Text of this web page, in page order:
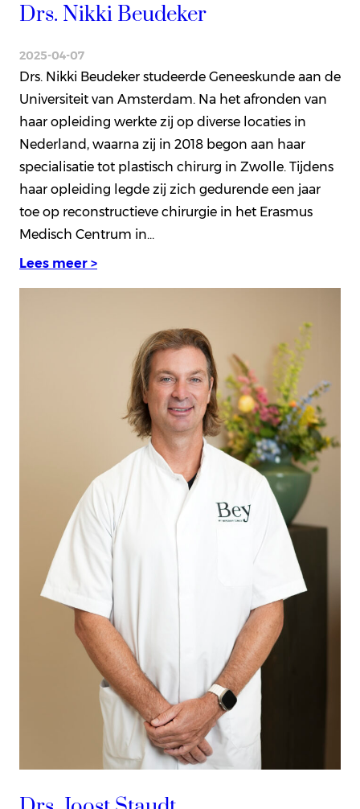
Drs. Nikki Beudeker
2025-04-07
Drs. Nikki Beudeker studeerde Geneeskunde aan de
Universiteit van Amsterdam. Na het afronden van
haar opleiding werkte zij op diverse locaties in
Nederland, waarna zij in 2018 begon aan haar
specialisatie tot plastisch chirurg in Zwolle. Tijdens
haar opleiding legde zij zich gedurende een jaar
toe op reconstructieve chirurgie in het Erasmus
Medisch Centrum in…
Lees meer >